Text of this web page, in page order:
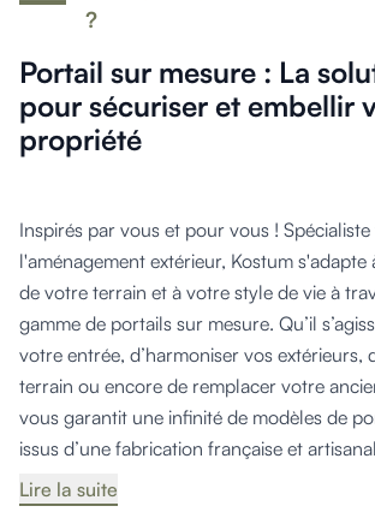
Portail sur mesure : La
pour sécuriser et embellir
propriété
?
Inspirés par vous et pour vous !
l'aménagement extérieur, Kostum
de votre terrain et à votre style de vie à
gamme de portails sur mesure. Qu’il
votre entrée, d’harmoniser vos extérieurs,
terrain ou encore de remplacer votre
vous garantit une infinité de modèles de
issus d’une fabrication française et
Lire la suite